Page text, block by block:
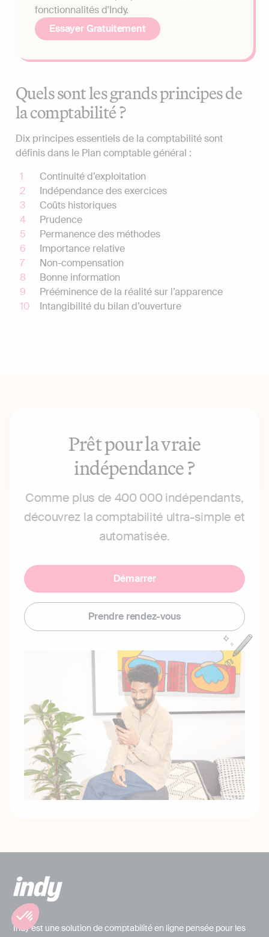
fonctionnalités d'Indy.
Essayer Gratuitement
Quels sont les grands principes de
la comptabilité ?
Dix principes essentiels de la comptabilité sont
définis dans le Plan comptable général :
Continuité d’exploitation
Indépendance des exercices
Coûts historiques
Prudence
Permanence des méthodes
Importance relative
Non-compensation
Bonne information
Prééminence de la réalité sur l’apparence
Intangibilité du bilan d’ouverture
Prêt pour la vraie
indépendance ?
Comme plus de 400 000 indépendants,
découvrez la comptabilité ultra-simple et
automatisée.
Démarrer
Prendre rendez-vous
Indy est une solution de comptabilité en ligne pensée pour les